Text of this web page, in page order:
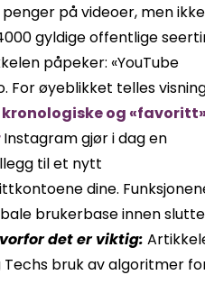
på videoer, men
gyldige offentlige
påpeker: «YouTube
For øyeblikket telles
og
Instagram gjør i dag en
til et nytt
dine.
brukerbase innen
det er viktig:
bruk av algoritmer